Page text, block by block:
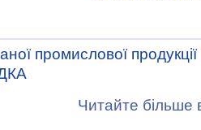
промислової
Читайте більше